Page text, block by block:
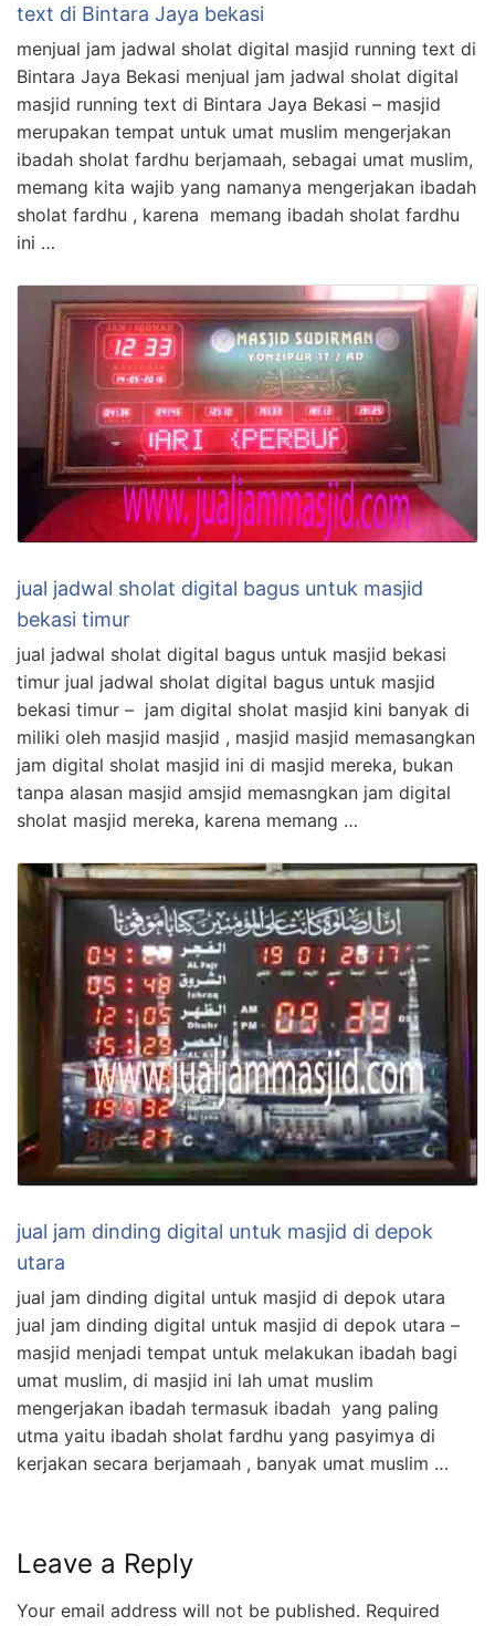
text di Bintara Jaya bekasi
menjual jam jadwal sholat digital masjid running text di
Bintara Jaya Bekasi menjual jam jadwal sholat digital
masjid running text di Bintara Jaya Bekasi – masjid
merupakan tempat untuk umat muslim mengerjakan
ibadah sholat fardhu berjamaah, sebagai umat muslim,
memang kita wajib yang namanya mengerjakan ibadah
sholat fardhu , karena memang ibadah sholat fardhu
ini …
jual jadwal sholat digital bagus untuk masjid
bekasi timur
jual jadwal sholat digital bagus untuk masjid bekasi
timur jual jadwal sholat digital bagus untuk masjid
bekasi timur – jam digital sholat masjid kini banyak di
miliki oleh masjid masjid , masjid masjid memasangkan
jam digital sholat masjid ini di masjid mereka, bukan
tanpa alasan masjid amsjid memasngkan jam digital
sholat masjid mereka, karena memang …
jual jam dinding digital untuk masjid di depok
utara
jual jam dinding digital untuk masjid di depok utara
jual jam dinding digital untuk masjid di depok utara –
masjid menjadi tempat untuk melakukan ibadah bagi
umat muslim, di masjid ini lah umat muslim
mengerjakan ibadah termasuk ibadah yang paling
utma yaitu ibadah sholat fardhu yang pasyimya di
kerjakan secara berjamaah , banyak umat muslim …
Leave a Reply
Your email address will not be published. Required